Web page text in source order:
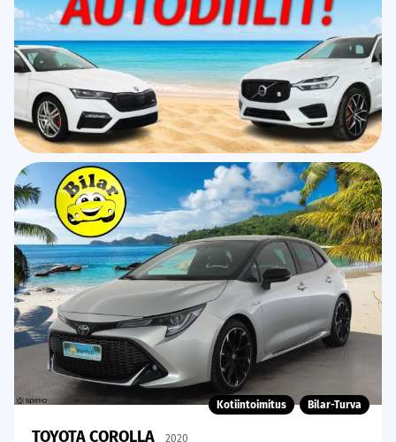
Kotiintoimitus Bilar-Turva
TOYOTA COROLLA 2020